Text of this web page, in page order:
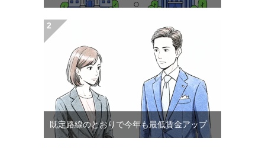
既定路線のとおりで今年も最低賃金アップ